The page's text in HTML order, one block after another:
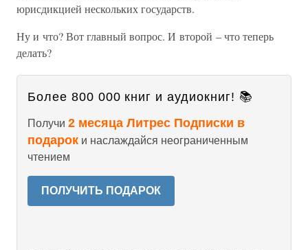
юрисдикцией нескольких государств.
Ну и что? Вот главный вопрос. И второй – что теперь
делать?
Более 800 000 книг и аудиокниг! 📚
Получи 2 месяца Литрес Подписки в
подарок и наслаждайся неограниченным
чтением
ПОЛУЧИТЬ ПОДАРОК